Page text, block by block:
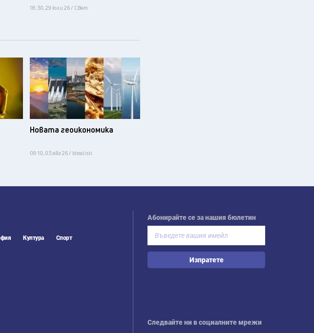
18:30, 29 юли 26 / Свят
Новата геоикономика
09:10, 03 авг 26 / Idealisti
Култура
Спорт
Абонирайте се за нашия бюлетин
Изпратете
Следвайте ни в социалните мрежи